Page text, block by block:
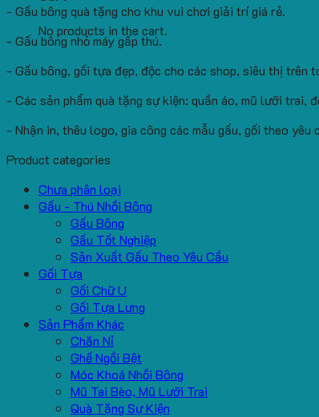
No products in the cart.
- Gấu bông quà tặng cho khu vui chơi giải trí giá rẻ.
- Gấu bông nhỏ máy gấp thú.
- Gấu bông, gối tựa đẹp, độc cho các shop, siêu thị trên
- Các sản phẩm quà tặng sự kiện: quần áo, mũ lưỡi trai,
- Nhận in, thêu logo, gia công các mẫu gấu, gối theo yêu
Product categories
Chưa phân loại
Gấu - Thú Nhồi Bông
Gấu Bông
Gấu Tốt Nghiệp
Sản Xuất Gấu Theo Yêu Cầu
Gối Tựa
Gối Chữ U
Gối Tựa Lưng
Sản Phẩm Khác
Chăn Nỉ
Ghế Ngồi Bệt
Móc Khoá Nhồi Bông
Mũ Tai Bèo, Mũ Lưỡi Trai
Quà Tặng Sự Kiện